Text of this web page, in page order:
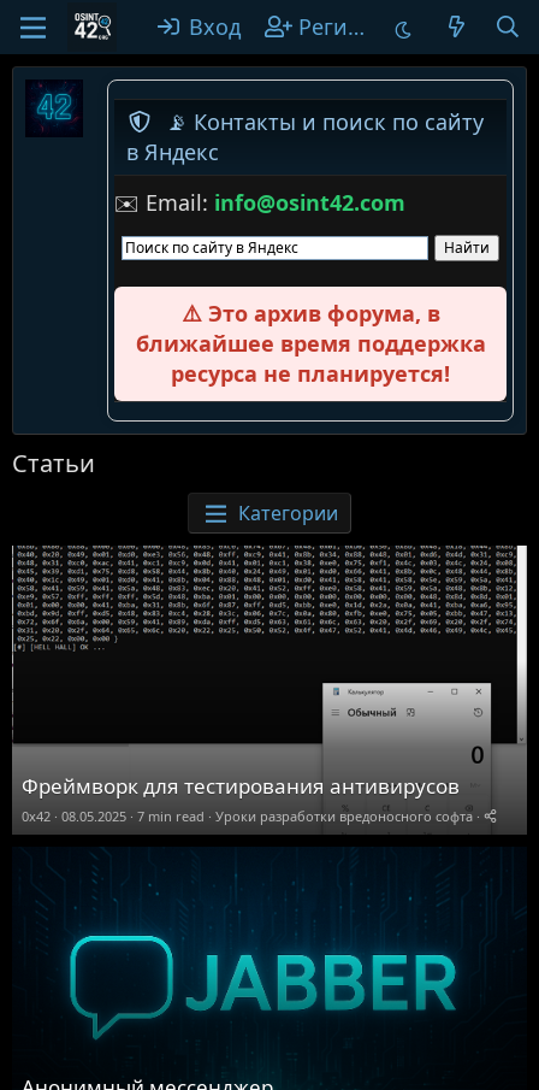
Вход Регистрация
📡 Контакты и поиск по сайту
в Яндекс
✉️ Email: info@osint42.com
⚠️ Это архив форума, в
ближайшее время поддержка
ресурса не планируется!
Статьи
Категории
Фреймворк для тестирования антивирусов
0x42 08.05.2025 7 min read Уроки разработки вредоносного софта